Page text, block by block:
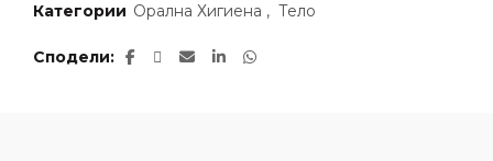
Категории Орална Хигиена , Тело
Сподели